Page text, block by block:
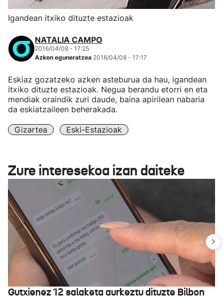
Igandean itxiko dituzte estazioak
NATALIA CAMPO
2016/04/08 - 17:25
Azken eguneratzea 2016/04/08 - 17:17
Eskiaz gozatzeko azken asteburua da hau, igandean
itxiko dituzte estazioak. Negua berandu etorri en eta
mendiak oraindik zuri daude, baina apirilean nabaria
da eskiatzaileen beherakada.
Gizartea Eski-Estazioak
Zure interesekoa izan daiteke
Gutxienez 12 salaketa aurkeztu dituzte Bilbon